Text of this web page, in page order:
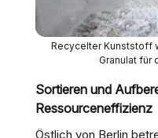
Recycelter Kunststoff
Granulat für
Sortieren und
Ressourceneffizienz
Östlich von Berlin